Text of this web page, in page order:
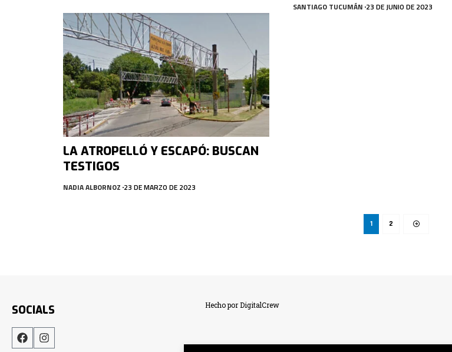
SANTIAGO TUCUMÁN 23 DE JUNIO DE 2023
LA ATROPELLÓ Y ESCAPÓ: BUSCAN
TESTIGOS
NADIA ALBORNOZ 23 DE MARZO DE 2023
1 2
SOCIALS Hecho por DigitalCrew